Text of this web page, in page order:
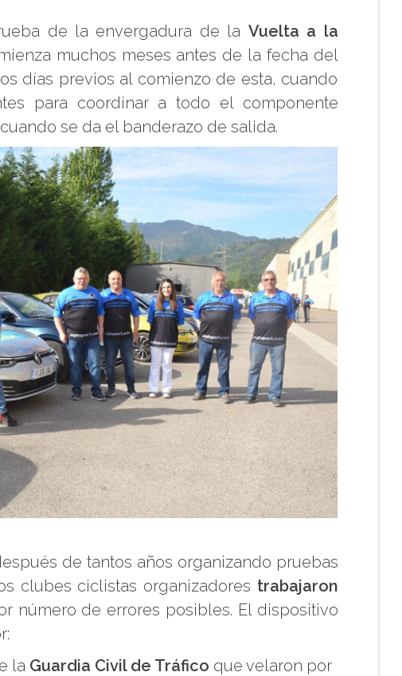
de la envergadura de la Vuelta a la
muchos meses antes de la fecha del
días previos al comienzo de esta, cuando
para coordinar a todo el componente
se da el banderazo de salida.
de tantos años organizando pruebas
clubes ciclistas organizadores trabajaron
número de errores posibles. El dispositivo
la Guardia Civil de Tráfico que velaron por